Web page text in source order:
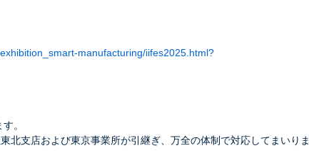
manufacturing/iifes2025.html?
。
北支店および東京事業所が引継ぎ、万全の体制で対応してまいりま